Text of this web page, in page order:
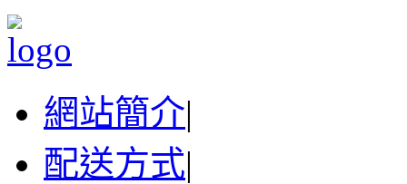
網站簡介|
配送方式|